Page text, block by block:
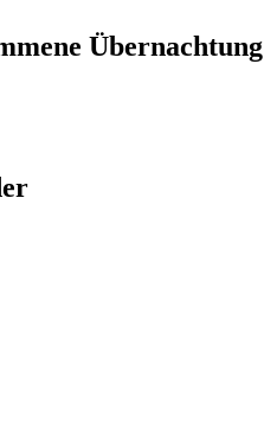
Übernachtung